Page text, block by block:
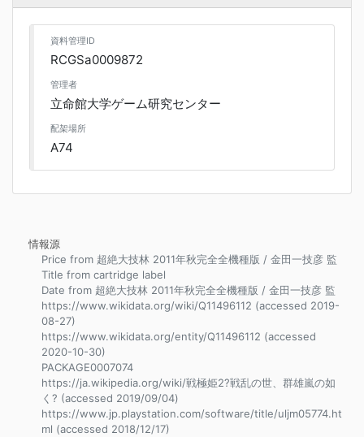
資料管理ID
RCGSa0009872
管理者
立命館大学ゲーム研究センター
配架場所
A74
情報源
Price from 超絶大技林 2011年秋完全全機種版 / 金田一技彦 監
Title from cartridge label
Date from 超絶大技林 2011年秋完全全機種版 / 金田一技彦 監
https://www.wikidata.org/wiki/Q11496112 (accessed 2019-
08-27)
https://www.wikidata.org/entity/Q11496112 (accessed
2020-10-30)
PACKAGE0007074
https://ja.wikipedia.org/wiki/戦極姫2?戦乱の世、群雄嵐の如
く? (accessed 2019/09/04)
https://www.jp.playstation.com/software/title/uljm05774.ht
ml (accessed 2018/12/17)